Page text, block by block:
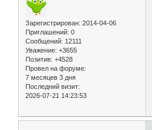
Зарегистрирован: 2014-04-06
Приглашений: 0
Сообщений: 12111
Уважение: +3655
Позитив: +4528
Провел на форуме:
7 месяцев 3 дня
Последний визит:
2026-07-21 14:23:53